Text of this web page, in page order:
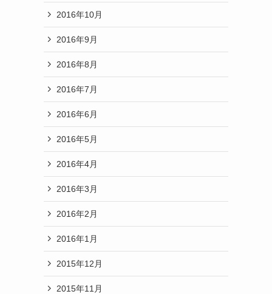
2016年10月
2016年9月
2016年8月
2016年7月
2016年6月
2016年5月
2016年4月
2016年3月
2016年2月
2016年1月
2015年12月
2015年11月